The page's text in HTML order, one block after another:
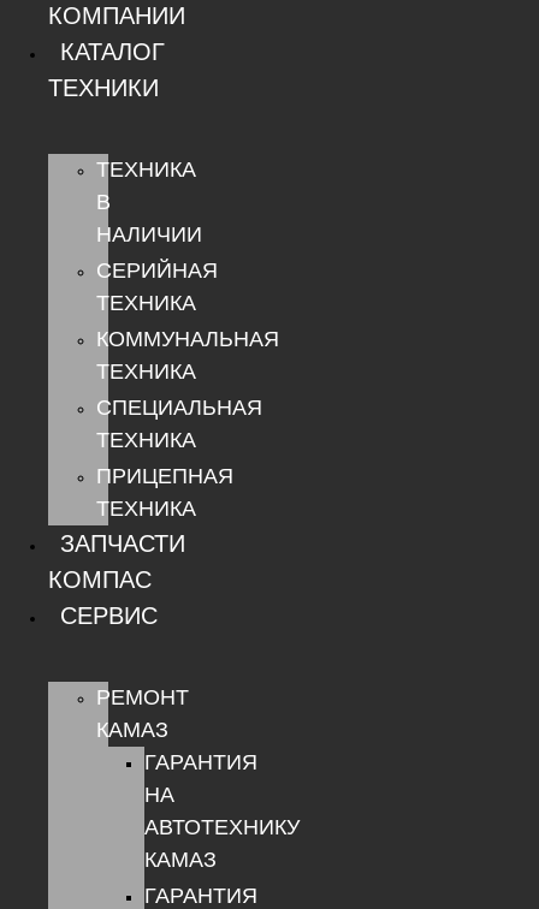
КОМПАНИИ
КАТАЛОГ
ТЕХНИКИ
ТЕХНИКА
В
НАЛИЧИИ
СЕРИЙНАЯ
ТЕХНИКА
КОММУНАЛЬНАЯ
ТЕХНИКА
СПЕЦИАЛЬНАЯ
ТЕХНИКА
ПРИЦЕПНАЯ
ТЕХНИКА
ЗАПЧАСТИ
КОМПАС
СЕРВИС
РЕМОНТ
КАМАЗ
ГАРАНТИЯ
НА
АВТОТЕХНИКУ
КАМАЗ
ГАРАНТИЯ